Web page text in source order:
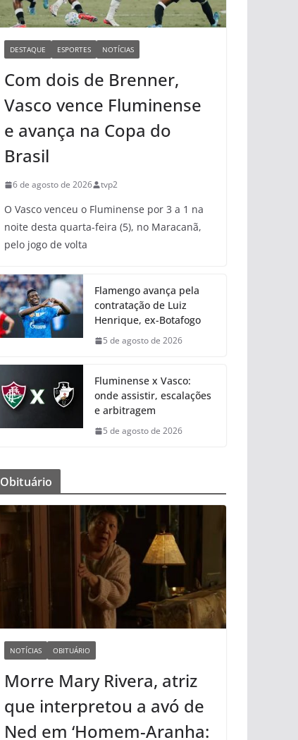
DESTAQUE ESPORTES NOTÍCIAS
Com dois de Brenner,
Vasco vence Fluminense
e avança na Copa do
Brasil
6 de agosto de 2026 tvp2
O Vasco venceu o Fluminense por 3 a 1 na
noite desta quarta-feira (5), no Maracanã,
pelo jogo de volta
Flamengo avança pela
contratação de Luiz
Henrique, ex-Botafogo
5 de agosto de 2026
Fluminense x Vasco:
onde assistir, escalações
e arbitragem
5 de agosto de 2026
Obituário
NOTÍCIAS OBITUÁRIO
Morre Mary Rivera, atriz
que interpretou a avó de
Ned em ‘Homem-Aranha: